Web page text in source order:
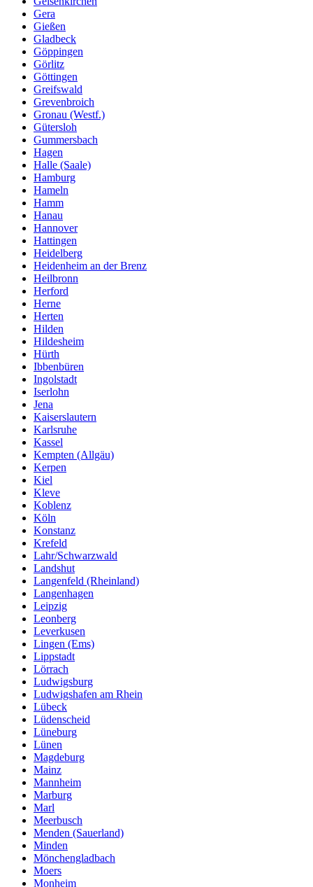
Gera
Gießen
Gladbeck
Göppingen
Görlitz
Göttingen
Greifswald
Grevenbroich
Gronau (Westf.)
Gütersloh
Gummersbach
Hagen
Halle (Saale)
Hamburg
Hameln
Hamm
Hanau
Hannover
Hattingen
Heidelberg
Heidenheim an der Brenz
Heilbronn
Herford
Herne
Herten
Hilden
Hildesheim
Hürth
Ibbenbüren
Ingolstadt
Iserlohn
Jena
Kaiserslautern
Karlsruhe
Kassel
Kempten (Allgäu)
Kerpen
Kiel
Kleve
Koblenz
Köln
Konstanz
Krefeld
Lahr/Schwarzwald
Landshut
Langenfeld (Rheinland)
Langenhagen
Leipzig
Leonberg
Leverkusen
Lingen (Ems)
Lippstadt
Lörrach
Ludwigsburg
Ludwigshafen am Rhein
Lübeck
Lüdenscheid
Lüneburg
Lünen
Magdeburg
Mainz
Mannheim
Marburg
Marl
Meerbusch
Menden (Sauerland)
Minden
Mönchengladbach
Moers
Monheim